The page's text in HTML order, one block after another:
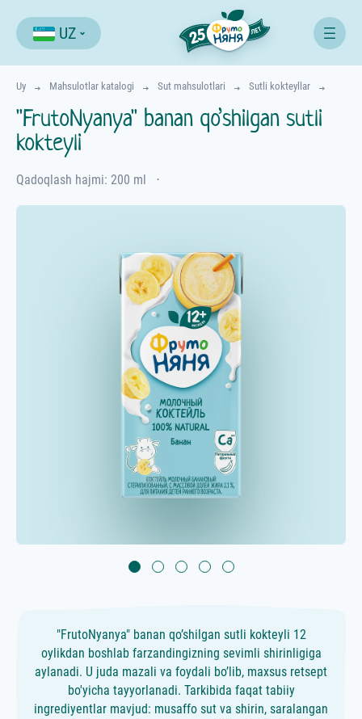
UZ
Uy Mahsulotlar katalogi Sut mahsulotlari Sutli kokteyllar
"FrutoNyanya" banan qo’shilgan sutli
kokteyli
Qadoqlash hajmi: 200 ml ⋅
"FrutoNyanya" banan qo’shilgan sutli kokteyli 12
oylikdan boshlab farzandingizning sevimli shirinligiga
aylanadi. U juda mazali va foydali bo’lib, maxsus retsept
bo'yicha tayyorlanadi. Tarkibida faqat tabiiy
ingrediyentlar mavjud: musaffo sut va shirin, saralangan